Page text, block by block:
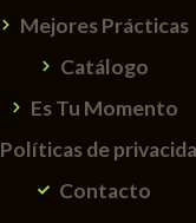
Mejores Prácticas
Catálogo
Es Tu Momento
Políticas de
Contacto